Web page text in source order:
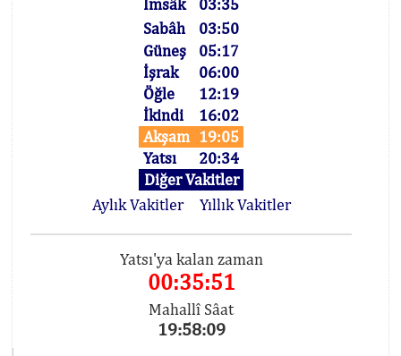
İmsâk
03:35
Sabâh
03:50
Güneş
05:17
İşrak
06:00
Öğle
12:19
İkindi
16:02
Akşam 19:05
Yatsı
20:34
Diğer Vakitler
Aylık Vakitler
Yıllık Vakitler
Yatsı'ya kalan zaman
00:35:51
Mahallî Sâat
19:58:09